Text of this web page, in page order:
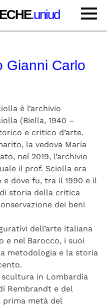
.uniud
Gianni Carlo
è l’archivio
(Biella, 1940 –
e critico d’arte.
la vedova Maria
nel 2019, l’archivio
il prof. Sciolla era
dove fu, tra il 1990 e il
storia della critica
dei beni
dell’arte italiana
e nel Barocco, i suoi
metodologia e la storia
in Lombardia
Rembrandt e del
prima metà del